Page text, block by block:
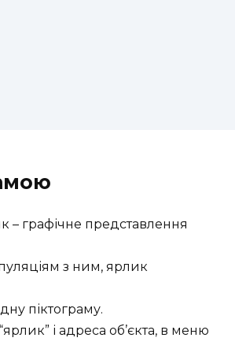
– графічне представлення
з ним, ярлик
піктограму.
і адреса об’єкта, в меню